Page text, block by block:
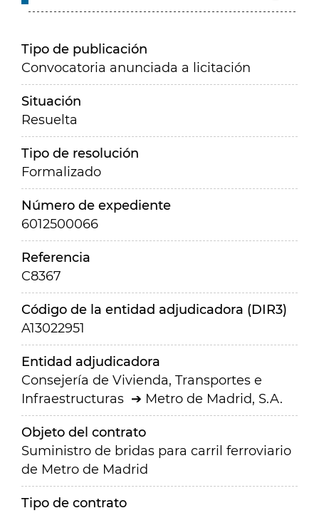
Tipo de publicación
Convocatoria anunciada a licitación
Situación
Resuelta
Tipo de resolución
Formalizado
Número de expediente
6012500066
Referencia
C8367
Código de la entidad adjudicadora (DIR3)
A13022951
Entidad adjudicadora
Consejería de Vivienda, Transportes e
Infraestructuras
Metro de Madrid, S.A.
Objeto del contrato
Suministro de bridas para carril ferroviario
de Metro de Madrid
Tipo de contrato